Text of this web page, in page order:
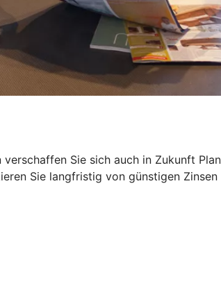
Sie sich auch in Zukunft
Sie langfristig von günstigen